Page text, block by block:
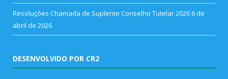
Resoluções Chamada de Suplente Conselho Tutelar 2026 6 de
abril de 2026
DESENVOLVIDO POR CR2